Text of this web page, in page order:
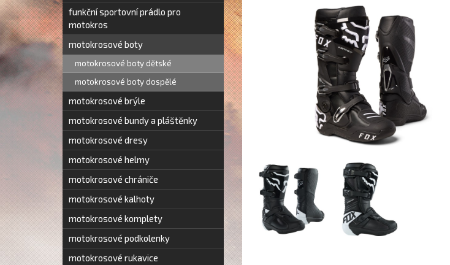
funkční sportovní prádlo pro
motokros
motokrosové boty
motokrosové boty dětské
motokrosové boty dospělé
motokrosové brýle
motokrosové bundy a pláštěnky
motokrosové dresy
motokrosové helmy
motokrosové chrániče
motokrosové kalhoty
motokrosové komplety
motokrosové podkolenky
motokrosové rukavice